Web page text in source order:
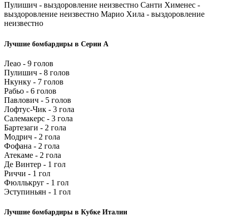
Пулишич - выздоровление неизвестно Санти Хименес -
выздоровление неизвестно Марио Хила - выздоровление
неизвестно
Лучшие бомбардиры в Серии А
Леао - 9 голов
Пулишич - 8 голов
Нкунку - 7 голов
Рабьо - 6 голов
Павлович - 5 голов
Лофтус-Чик - 3 гола
Салемакерс - 3 гола
Бартезаги - 2 гола
Модрич - 2 гола
Фофана - 2 гола
Атекаме - 2 гола
Де Винтер - 1 гол
Риччи - 1 гол
Фюллькруг - 1 гол
Эступиньян - 1 гол
Лучшие бомбардиры в Кубке Италии